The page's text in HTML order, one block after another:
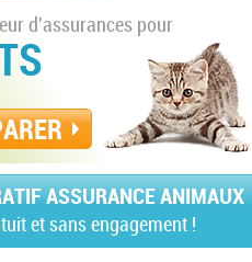
d'assurances pour
ASSURANCE ANIMAUX
et sans engagement !